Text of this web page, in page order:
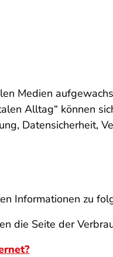
Medien
Alltag“ können
Datensicherheit,
Informationen zu
die Seite der